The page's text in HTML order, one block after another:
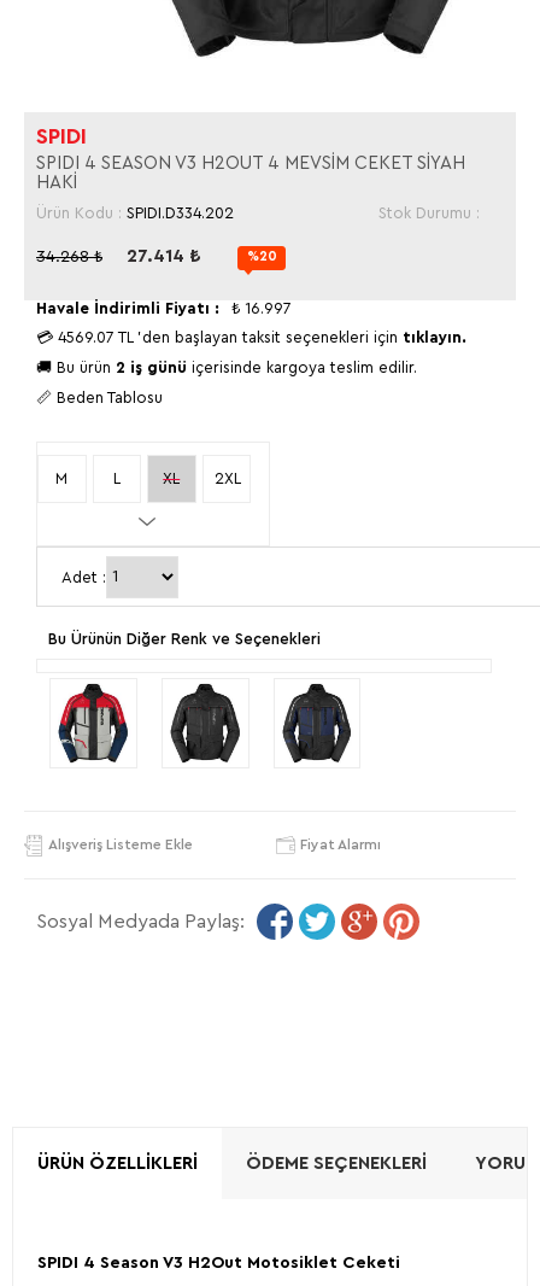
SPIDI
SPIDI 4 SEASON V3 H2OUT 4 MEVSİM CEKET SİYAH
HAKİ
Ürün Kodu : SPIDI.D334.202 Stok Durumu :
34.268₺ 27.414 ₺ %20
Havale İndirimli Fiyatı : ₺ 16.997
💳 4569.07 TL 'den başlayan taksit seçenekleri için tıklayın.
🚚 Bu ürün 2 iş günü içerisinde kargoya teslim edilir.
📏 Beden Tablosu
M XL 2XL
Adet :
Bu Ürünün Diğer Renk ve Seçenekleri
Alışveriş Listeme Ekle Fiyat Alarmı
Sosyal Medyada Paylaş:
ÜRÜN ÖZELLIKLERI ÖDEME SEÇENEKLERI
SPIDI 4 Season V3 H2Out Motosiklet Ceketi